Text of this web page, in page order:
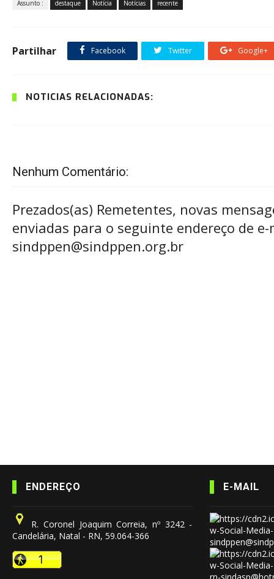
Assunto : destaque Notícia Notícias recente
Partilhar Facebook Twitter Google+
NOTÍCIAS RELACIONADAS:
Nenhum Comentário:
Prezados(as) Remetentes, novas
enviadas para o seguinte endereço de e-
sindppen@sindppen.org.br
ENDEREÇO
R. Coronel Joaquim Correia, nº 3242 -
Candelária, Natal - RN, 59.064-366
E-MAIL